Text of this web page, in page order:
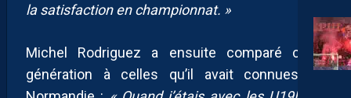
la satisfaction en championnat. »
Michel Rodriguez a ensuite comparé cette
génération à celles qu’il avait connues en